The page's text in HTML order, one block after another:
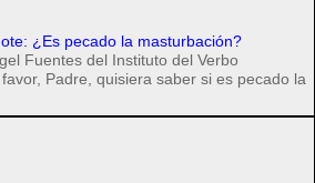
¿Es pecado la masturbación?
Fuentes del Instituto del Verbo
Padre, quisiera saber si es pecado la